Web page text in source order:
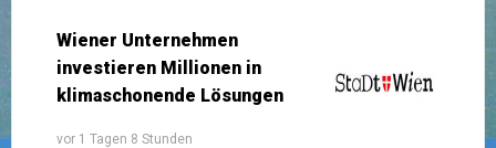
Wiener Unternehmen
investieren Millionen in
klimaschonende Lösungen
vor 1 Tagen 8 Stunden